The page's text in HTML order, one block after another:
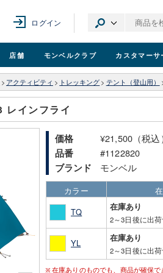
ログイン
店舗 モンベルクラブ カスタマーサ
> アクティビティ > トレッキング > テント（登山用）
レインフライ
価格 ¥21,500（税込
品番 #1122820
ブランド モンベル
カラー
TQ
在庫あり
2～3日後に出
YL 在庫あり
2～3日後に出
在庫ありのものでも、商品が確保で